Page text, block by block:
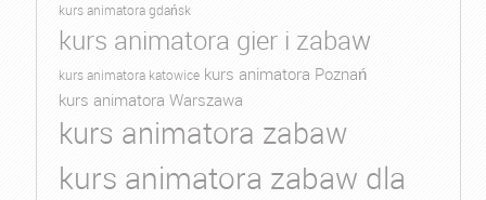
kurs animatora gdańsk
kurs animatora gier i zabaw
kurs animatora katowice kurs animatora Poznań
kurs animatora Warszawa
kurs animatora zabaw
kurs animatora zabaw dla